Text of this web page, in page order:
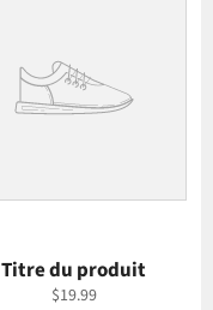
Titre du produit
$19.99